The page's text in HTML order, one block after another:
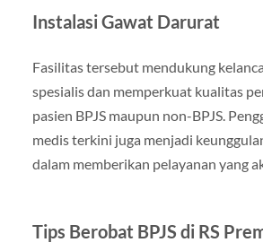
Instalasi Gawat Darurat
Fasilitas tersebut mendukung
spesialis dan memperkuat kualitas
pasien BPJS maupun non-BPJS.
medis terkini juga menjadi
dalam memberikan pelayanan yang
Tips Berobat BPJS di RS